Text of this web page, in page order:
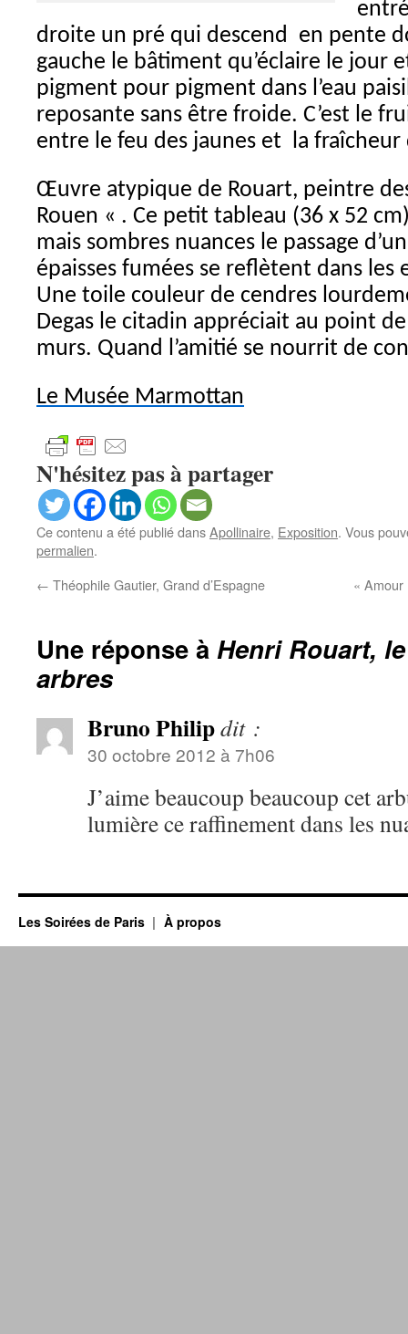
droite un pré qui descend en pente
gauche le bâtiment qu’éclaire le jour
pigment pour pigment dans l’eau
reposante sans être froide. C’est le
entre le feu des jaunes et la
Œuvre atypique de Rouart, peintre
Rouen « . Ce petit tableau (36 x 52
mais sombres nuances le passage
épaisses fumées se reflètent dans les
Une toile couleur de cendres
Degas le citadin appréciait au point de
murs. Quand l’amitié se nourrit de
Le Musée Marmottan
N'hésitez pas à partager
Ce contenu a été publié dansApollinaire, Exposition. Vous
permalien.
← Théophile Gautier, Grand d’Espagne « Amour
Une réponse à Henri Rouart,
arbres
Bruno Philipdit :
30 octobre 2012 à 7h06
J’aime beaucoup beaucoup cet
lumière ce raffinement dans les
Les Soirées de Paris À propos